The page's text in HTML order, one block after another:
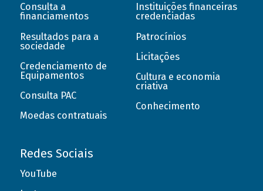
Consulta a
financiamentos
Resultados para a
sociedade
Credenciamento de
Equipamentos
Consulta PAC
Moedas contratuais
Instituições financeiras
credenciadas
Patrocínios
Licitações
Cultura e economia
criativa
Conhecimento
Redes Sociais
YouTube